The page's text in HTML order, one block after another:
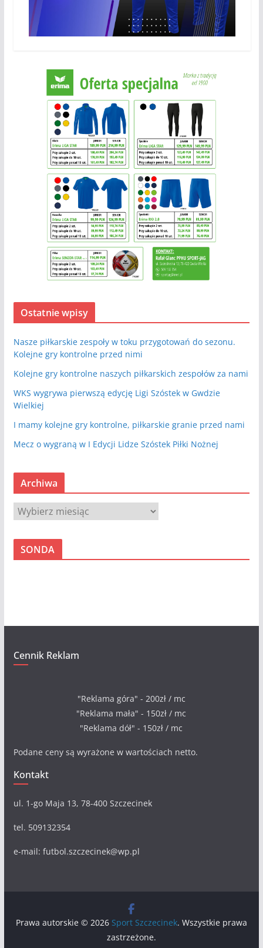
Ostatnie wpisy
Nasze piłkarskie zespoły w toku przygotowań do sezonu.
Kolejne gry kontrolne przed nimi
Kolejne gry kontrolne naszych piłkarskich zespołów za nami
WKS wygrywa pierwszą edycję Ligi Szóstek w Gwdzie
Wielkiej
I mamy kolejne gry kontrolne, piłkarskie granie przed nami
Mecz o wygraną w I Edycji Lidze Szóstek Piłki Nożnej
Archiwa
A
c
SONDA
Cennik Reklam
"Reklama góra" - 200zł / mc
"Reklama mała" - 150zł / mc
"Reklama dół" - 150zł / mc
Podane ceny są wyrażone w wartościach netto.
Kontakt
ul. 1-go Maja 13, 78-400 Szczecinek
tel. 509132354
e-mail: futbol.szczecinek@wp.pl
Prawa autorskie © 2026 Sport Szczecinek. Wszystkie prawa
zastrzeżone.